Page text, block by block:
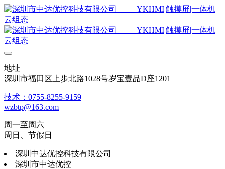
地址
深圳市福田区上步北路1028号岁宝壹品D座1201
技术：0755-8255-9159
wzbtp@163.com
周一至周六
周日、节假日
深圳中达优控科技有限公司
深圳市中达优控